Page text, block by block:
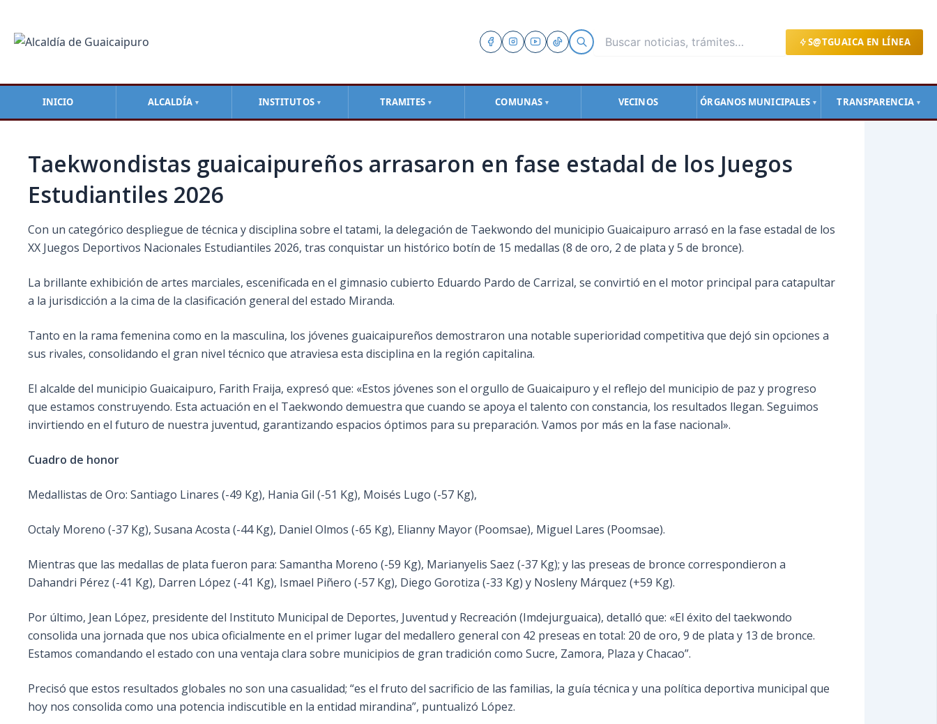
S@TGUAICA EN LÍNEA
INICIO ALCALDÍA ▼ INSTITUTOS ▼ TRAMITES ▼ COMUNAS ▼ VECINOS ÓRGANOS MUNICIPALES ▼ TRANSPARENCIA ▼
contenido
Taekwondistas guaicaipureños arrasaron en fase estadal de los Juegos
Estudiantiles 2026
Con un categórico despliegue de técnica y disciplina sobre el tatami, la delegación de Taekwondo del municipio Guaicaipuro arrasó en la fase estadal de los
XX Juegos Deportivos Nacionales Estudiantiles 2026, tras conquistar un histórico botín de 15 medallas (8 de oro, 2 de plata y 5 de bronce).
La brillante exhibición de artes marciales, escenificada en el gimnasio cubierto Eduardo Pardo de Carrizal, se convirtió en el motor principal para catapultar
a la jurisdicción a la cima de la clasificación general del estado Miranda.
Tanto en la rama femenina como en la masculina, los jóvenes guaicaipureños demostraron una notable superioridad competitiva que dejó sin opciones a
sus rivales, consolidando el gran nivel técnico que atraviesa esta disciplina en la región capitalina.
El alcalde del municipio Guaicaipuro, Farith Fraija, expresó que: «Estos jóvenes son el orgullo de Guaicaipuro y el reflejo del municipio de paz y progreso
que estamos construyendo. Esta actuación en el Taekwondo demuestra que cuando se apoya el talento con constancia, los resultados llegan. Seguimos
invirtiendo en el futuro de nuestra juventud, garantizando espacios óptimos para su preparación. Vamos por más en la fase nacional».
Cuadro de honor
Medallistas de Oro: Santiago Linares (-49 Kg), Hania Gil (-51 Kg), Moisés Lugo (-57 Kg),
Octaly Moreno (-37 Kg), Susana Acosta (-44 Kg), Daniel Olmos (-65 Kg), Elianny Mayor (Poomsae), Miguel Lares (Poomsae).
Mientras que las medallas de plata fueron para: Samantha Moreno (-59 Kg), Marianyelis Saez (-37 Kg); y las preseas de bronce correspondieron a
Dahandri Pérez (-41 Kg), Darren López (-41 Kg), Ismael Piñero (-57 Kg), Diego Gorotiza (-33 Kg) y Nosleny Márquez (+59 Kg).
Por último, Jean López, presidente del Instituto Municipal de Deportes, Juventud y Recreación (Imdejurguaica), detalló que: «El éxito del taekwondo
consolida una jornada que nos ubica oficialmente en el primer lugar del medallero general con 42 preseas en total: 20 de oro, 9 de plata y 13 de bronce.
Estamos comandando el estado con una ventaja clara sobre municipios de gran tradición como Sucre, Zamora, Plaza y Chacao”.
Precisó que estos resultados globales no son una casualidad; “es el fruto del sacrificio de las familias, la guía técnica y una política deportiva municipal que
hoy nos consolida como una potencia indiscutible en la entidad mirandina”, puntualizó López.
entradas